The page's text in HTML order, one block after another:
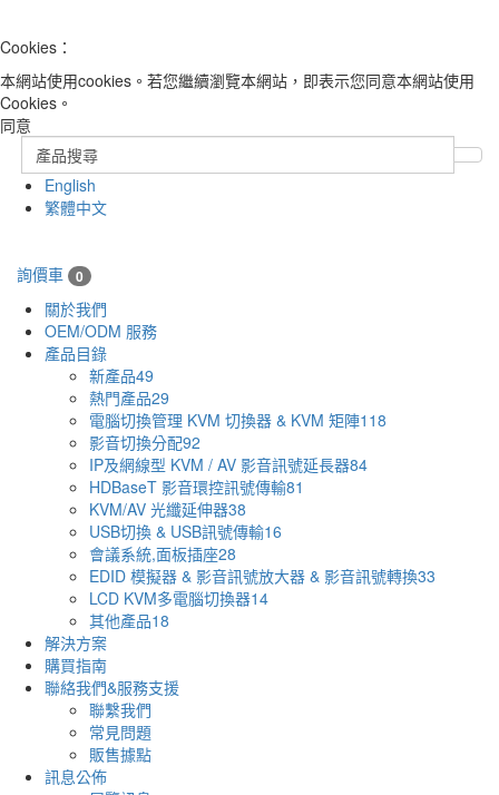
Cookies：
本網站使用cookies。若您繼續瀏覽本網站，即表示您同意本網站使用
Cookies。
同意
English
繁體中文
詢價車 0
關於我們
OEM/ODM 服務
產品目錄
新產品49
熱門產品29
電腦切換管理 KVM 切換器 & KVM 矩陣118
影音切換分配92
IP及網線型 KVM / AV 影音訊號延長器84
HDBaseT 影音環控訊號傳輸81
KVM/AV 光纖延伸器38
USB切換 & USB訊號傳輸16
會議系統,面板插座28
EDID 模擬器 & 影音訊號放大器 & 影音訊號轉換33
LCD KVM多電腦切換器14
其他產品18
解決方案
購買指南
聯絡我們&服務支援
聯繫我們
常見問題
販售據點
訊息公佈